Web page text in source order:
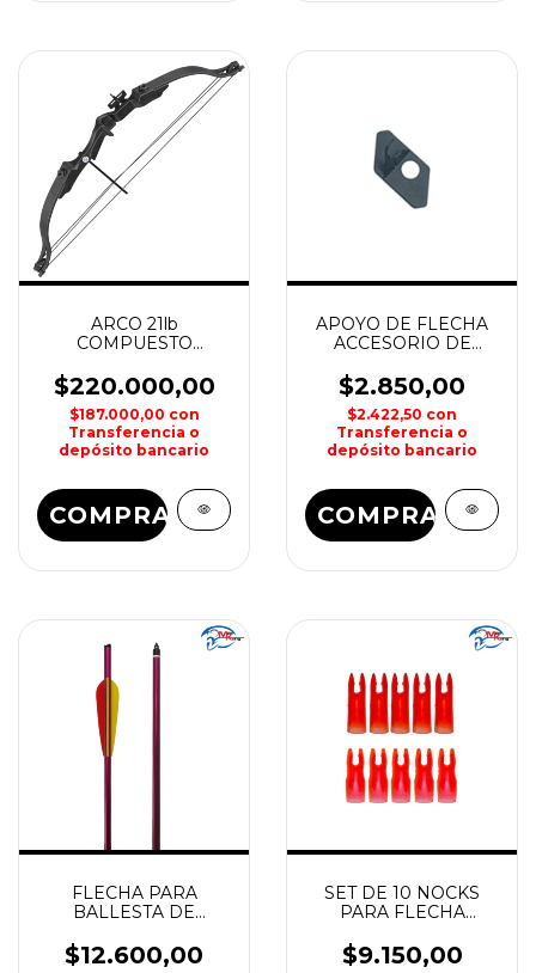
ARCO 21lb
COMPUESTO
KUNG
$220.000,00
$187.000,00 con
Transferencia o
depósito bancario
COMPRAR
APOYO DE FLECHA
ACCESORIO DE
$2.850,00
$2.422,50 con
Transferencia o
depósito bancario
FLECHA PARA
BALLESTA DE
MAN KUNG
$12.600,00
SET DE 10 NOCKS
PARA FLECHA
MAN KUNG
$9.150,00